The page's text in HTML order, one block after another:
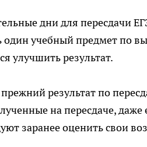
дни для пересдачи
один учебный предмет по
улучшить результат.
результат по
на пересдаче,
заранее оценить свои